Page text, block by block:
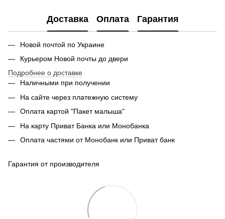
Доставка Оплата Гарантия
Новой почтой по Украине
Курьером Новой почты до двери
Подробнее о доставке
Наличными при получении
На сайте через платежную систему
Оплата картой "Пакет малыша"
На карту Приват Банка или Монобанка
Оплата частями от Монобанк или Приват банк
Гарантия от производителя